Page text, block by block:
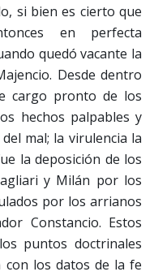
si bien es cierto que
en perfecta
quedó vacante la
Desde dentro
cargo pronto de los
hechos palpables y
mal; la virulencia la
la deposición de los
y Milán por los
por los arrianos
Constancio. Estos
puntos doctrinales
con los datos de la fe